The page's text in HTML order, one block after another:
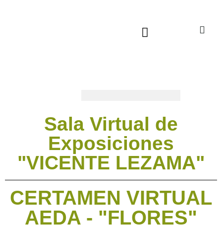
Sala Virtual de
Exposiciones
"VICENTE LEZAMA"
CERTAMEN VIRTUAL
AEDA - "FLORES"